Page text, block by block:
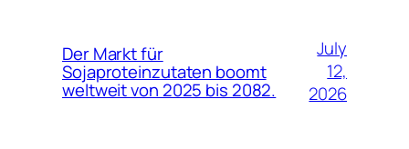
Der Markt für
Sojaproteinzutaten boomt
weltweit von 2025 bis 2082.
July
12,
2026